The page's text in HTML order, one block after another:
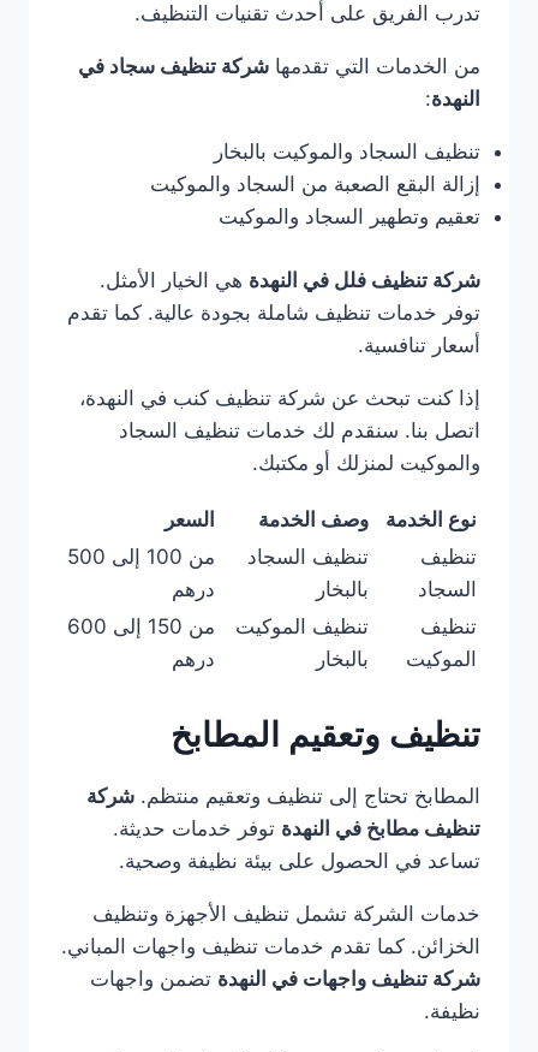
تدرب الفريق على أحدث تقنيات التنظيف.
من الخدمات التي تقدمها شركة تنظيف سجاد في
النهدة:
تنظيف السجاد والموكيت بالبخار
إزالة البقع الصعبة من السجاد والموكيت
تعقيم وتطهير السجاد والموكيت
شركة تنظيف فلل في النهدة هي الخيار الأمثل.
توفر خدمات تنظيف شاملة بجودة عالية. كما تقدم
أسعار تنافسية.
إذا كنت تبحث عن شركة تنظيف كنب في النهدة،
اتصل بنا. سنقدم لك خدمات تنظيف السجاد
والموكيت لمنزلك أو مكتبك.
نوع الخدمة وصف الخدمة
السعر
تنظيف
السجاد
تنظيف السجاد
بالبخار
من 100 إلى 500
درهم
تنظيف
الموكيت
تنظيف الموكيت
بالبخار
من 150 إلى 600
درهم
تنظيف وتعقيم المطابخ
المطابخ تحتاج إلى تنظيف وتعقيم منتظم. شركة
تنظيف مطابخ في النهدة توفر خدمات حديثة.
تساعد في الحصول على بيئة نظيفة وصحية.
خدمات الشركة تشمل تنظيف الأجهزة وتنظيف
الخزائن. كما تقدم خدمات تنظيف واجهات المباني.
شركة تنظيف واجهات في النهدة تضمن واجهات
نظيفة.